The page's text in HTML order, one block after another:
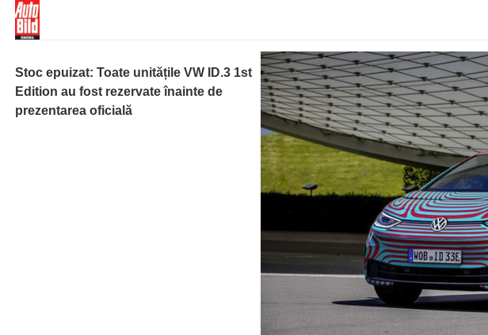
Stoc epuizat: Toate unitățile VW ID.3 1st
Edition au fost rezervate înainte de
prezentarea oficială